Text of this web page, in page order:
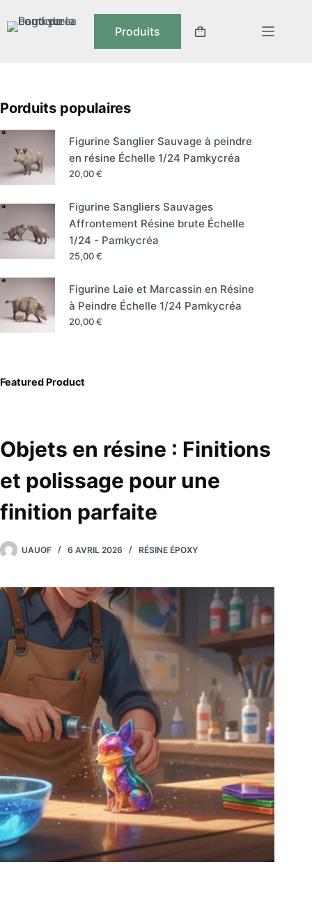
Produits
Objets en résine : Finitions
et polissage pour une
finition parfaite
UAUOF 6 AVRIL 2026 RÉSINE ÉPOXY
Porduits populaires
Figurine Sanglier Sauvage à peindre
en résine Échelle 1/24 Pamkycréa
20,00€
Figurine Sangliers Sauvages
Affrontement Résine brute Échelle
1/24 - Pamkycréa
25,00€
Figurine Laie et Marcassin en Résine
à Peindre Échelle 1/24 Pamkycréa
20,00€
Featured Product